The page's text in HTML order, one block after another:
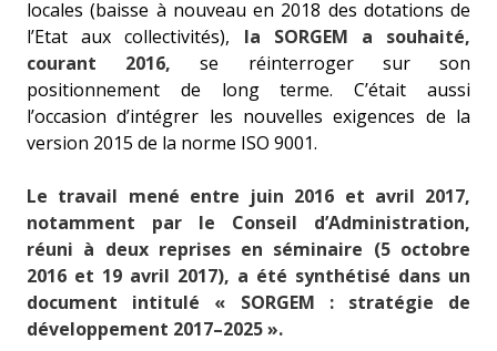
locales (baisse à nouveau en 2018 des dotations de
l’Etat aux collectivités), la SORGEM a souhaité,
courant 2016, se réinterroger sur son
positionnement de long terme. C’était aussi
l’occasion d’intégrer les nouvelles exigences de la
version 2015 de la norme ISO 9001.
Le travail mené entre juin 2016 et avril 2017,
notamment par le Conseil d’Administration,
réuni à deux reprises en séminaire (5 octobre
2016 et 19 avril 2017), a été synthétisé dans un
document intitulé « SORGEM : stratégie de
développement 2017–2025 ».